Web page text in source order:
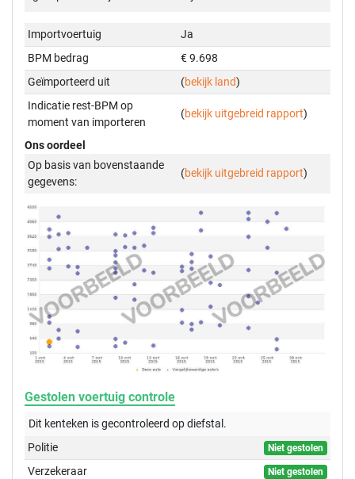
Importvoertuig
Ja
BPM bedrag
€ 9.698
Geïmporteerd uit
(bekijk land)
Indicatie rest-BPM op
moment van importeren
(bekijk uitgebreid rapport)
Ons oordeel
Op basis van bovenstaande
gegevens:
(bekijk uitgebreid rapport)
Gestolen voertuig controle
Dit kenteken is gecontroleerd opdiefstal.
Politie
Niet gestolen
Verzekeraar Niet gestolen